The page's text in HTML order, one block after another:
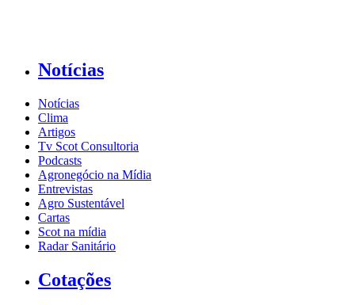
Notícias
Notícias
Clima
Artigos
Tv Scot Consultoria
Podcasts
Agronegócio na Mídia
Entrevistas
Agro Sustentável
Cartas
Scot na mídia
Radar Sanitário
Cotações